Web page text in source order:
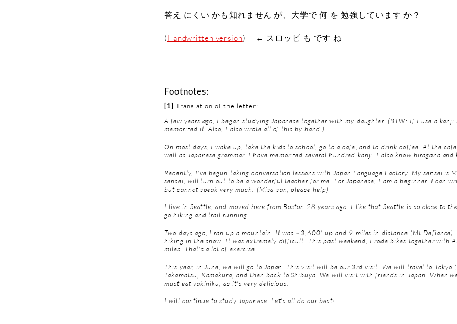
答え にくい かも知れません が、大学で 何 を 勉強しています か？
(Handwritten version) ← スロッピ も です ね
Footnotes:
[1] Translation of the letter:
A few years ago, I began studying Japanese together with my daughter. (BTW: If I use a kanji
memorized it. Also, I also wrote all of this by hand.)
On most days, I wake up, take the kids to school, go to a cafe, and to drink coffee. At the
well as Japanese grammar. I have memorized several hundred kanji. I also know hiragana and
Recently, I've begun taking conversation lessons with Japan Language Factory. My sensei is
sensei, will turn out to be a wonderful teacher for me. For Japanese, I am a beginner. I can
but cannot speak very much. (Misa-san, please help)
I live in Seattle, and moved here from Boston 28 years ago. I like that Seattle is so close to
go hiking and trail running.
Two days ago, I ran up a mountain. It was ~3,600' up and 9 miles in distance (Mt
hiking in the snow. It was extremely difficult. This past weekend, I rode bikes together with
miles. That's a lot of exercise.
This year, in June, we will go to Japan. This visit will be our 3rd visit. We will travel to Tokyo
Takamatsu, Kamakura, and then back to Shibuya. We will visit with friends in Japan. When
must eat yakiniku, as it's very delicious.
I will continue to study Japanese. Let's all do our best!